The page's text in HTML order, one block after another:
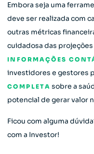
Embora seja uma
deve ser realizada com
outras métricas
cuidadosa das
INFORMAÇÕES
investidores e gestores
COMPLETA sobre a
potencial de gerar valor
Ficou com alguma
com a Investor!